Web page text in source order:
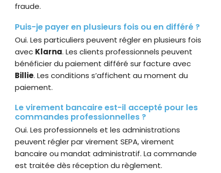
fraude.
Puis-je payer en plusieurs fois ou en différé ?
Oui. Les particuliers peuvent régler en plusieurs fois
avec Klarna. Les clients professionnels peuvent
bénéficier du paiement différé sur facture avec
Billie. Les conditions s’affichent au moment du
paiement.
Le virement bancaire est-il accepté pour les
commandes professionnelles ?
Oui. Les professionnels et les administrations
peuvent régler par virement SEPA, virement
bancaire ou mandat administratif. La commande
est traitée dès réception du règlement.